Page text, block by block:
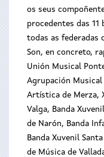
os seus
procedentes das
todas as federadas
Son, en concreto,
Unión Musical
Agrupación Musical
Artística de Merza,
Valga, Banda
de Narón, Banda
Banda Xuvenil
de Música de